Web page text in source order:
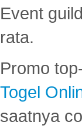
Event
rata.
Promo
Togel
saatnya